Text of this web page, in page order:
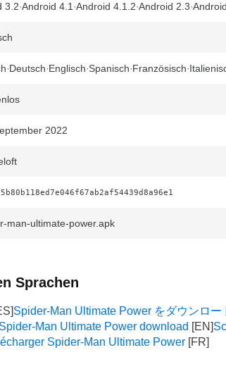
3.2 Android 4.1 Android 4.1.2 Android 2.3
Deutsch Englisch Spanisch Französisch
2022
man-ultimate-power.apk
Sprachen
Spider-Man Ultimate Power をダウンロー
Spider-Man Ultimate Power download
Spider-Man Ultimate Power